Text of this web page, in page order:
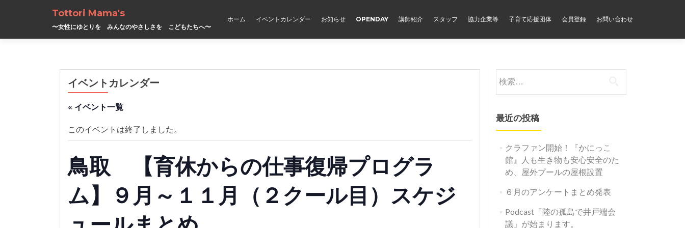
Tottori Mama's
〜女性にゆとりを みんなのやさしさを こどもたちへ〜
ホーム イベントカレンダー お知らせ OPENDAY 講師紹介 スタッフ 協力企業等 子育て応援団体 会員登録 お問い合わせ
イベントカレンダー
« イベント一覧
このイベントは終了しました。
鳥取 【育休からの仕事復帰プログラ
ム】９月～１１月（２クール目）スケジ
索:
最近の投稿
クラファン開始！『かにっこ
館』人も生き物も安心安全のた
め、屋外プールの屋根設置
６月のアンケートまとめ発表
Podcast「陸の孤島で井戸端会
議」が始まります。